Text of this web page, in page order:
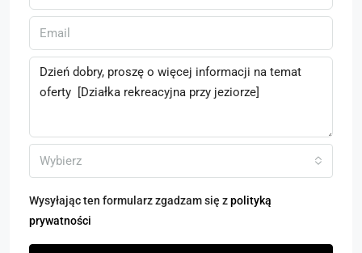
Wybierz
Wysyłając ten formularz zgadzam się zpolityką
prywatności